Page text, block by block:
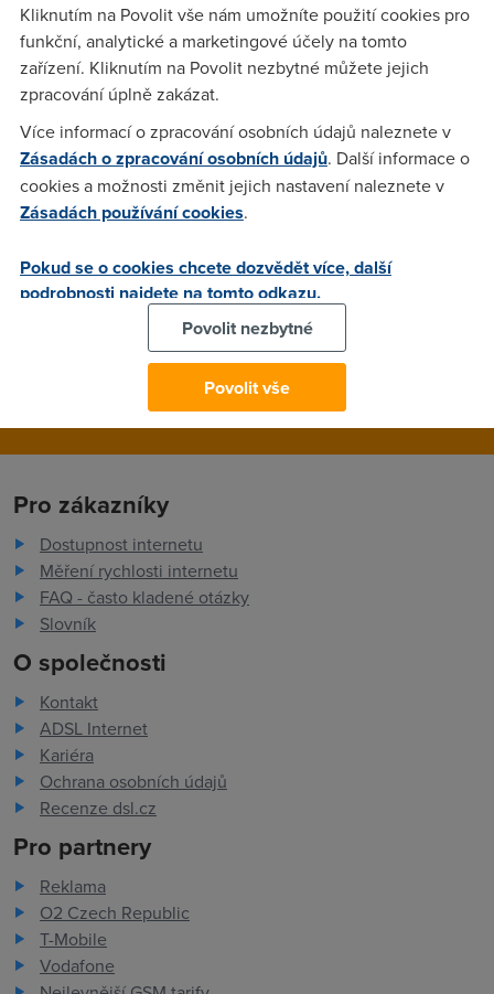
Anonym(3.12.2006 11:17:30)
Anonym(3.12.2006 17:41:46)
na torrenty prd lepsi je ++DC
Ty si chytrej, vid?(3.12.2006 18:20:00)
Tak leda na stary veci a cesky veci...
Pro zákazníky
Dostupnost internetu
Měření rychlosti internetu
FAQ - často kladené otázky
Slovník
O společnosti
Kontakt
ADSL Internet
Kariéra
Ochrana osobních údajů
Recenze dsl.cz
Pro partnery
Reklama
O2 Czech Republic
T-Mobile
Vodafone
Kliknutím na Povolit vše nám umožníte použití cookies pro
funkční, analytické a marketingové účely na tomto
zařízení. Kliknutím na Povolit nezbytné můžete jejich
zpracování úplně zakázat.
Více informací o zpracování osobních údajů naleznete v
Zásadách o zpracování osobních údajů. Další informace o
cookies a možnosti změnit jejich nastavení naleznete v
Zásadách používání cookies.
Pokud se o cookies chcete dozvědět více, další
podrobnosti najdete na tomto odkazu.
Povolit nezbytné
Povolit vše